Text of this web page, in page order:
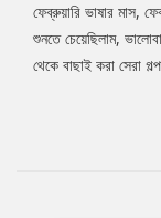
Tab
Article
ফেব্রুয়ারি ভাষার মাস,
শুনতে চেয়েছিলাম,
থেকে বাছাই করা সেরা